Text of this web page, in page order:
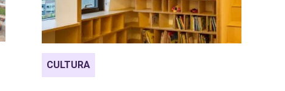
CULTURA